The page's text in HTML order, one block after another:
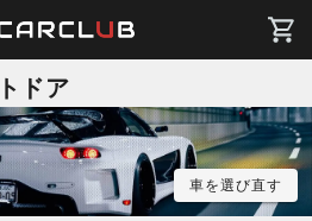
ドア
車を選び直す